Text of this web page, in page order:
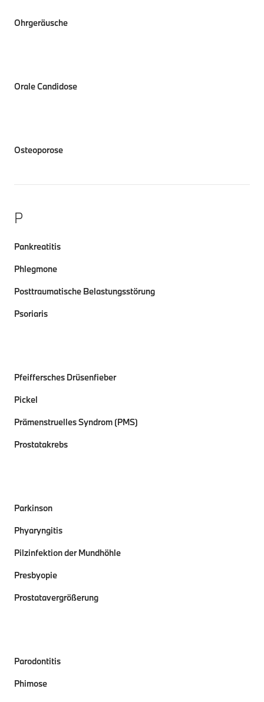
Ohrgeräusche
Orale Candidose
Osteoporose
P
Pankreatitis
Phlegmone
Posttraumatische Belastungsstörung
Psoriaris
Pfeiffersches Drüsenfieber
Pickel
Prämenstruelles Syndrom (PMS)
Prostatakrebs
Parkinson
Phyaryngitis
Pilzinfektion der Mundhöhle
Presbyopie
Prostatavergrößerung
Parodontitis
Phimose